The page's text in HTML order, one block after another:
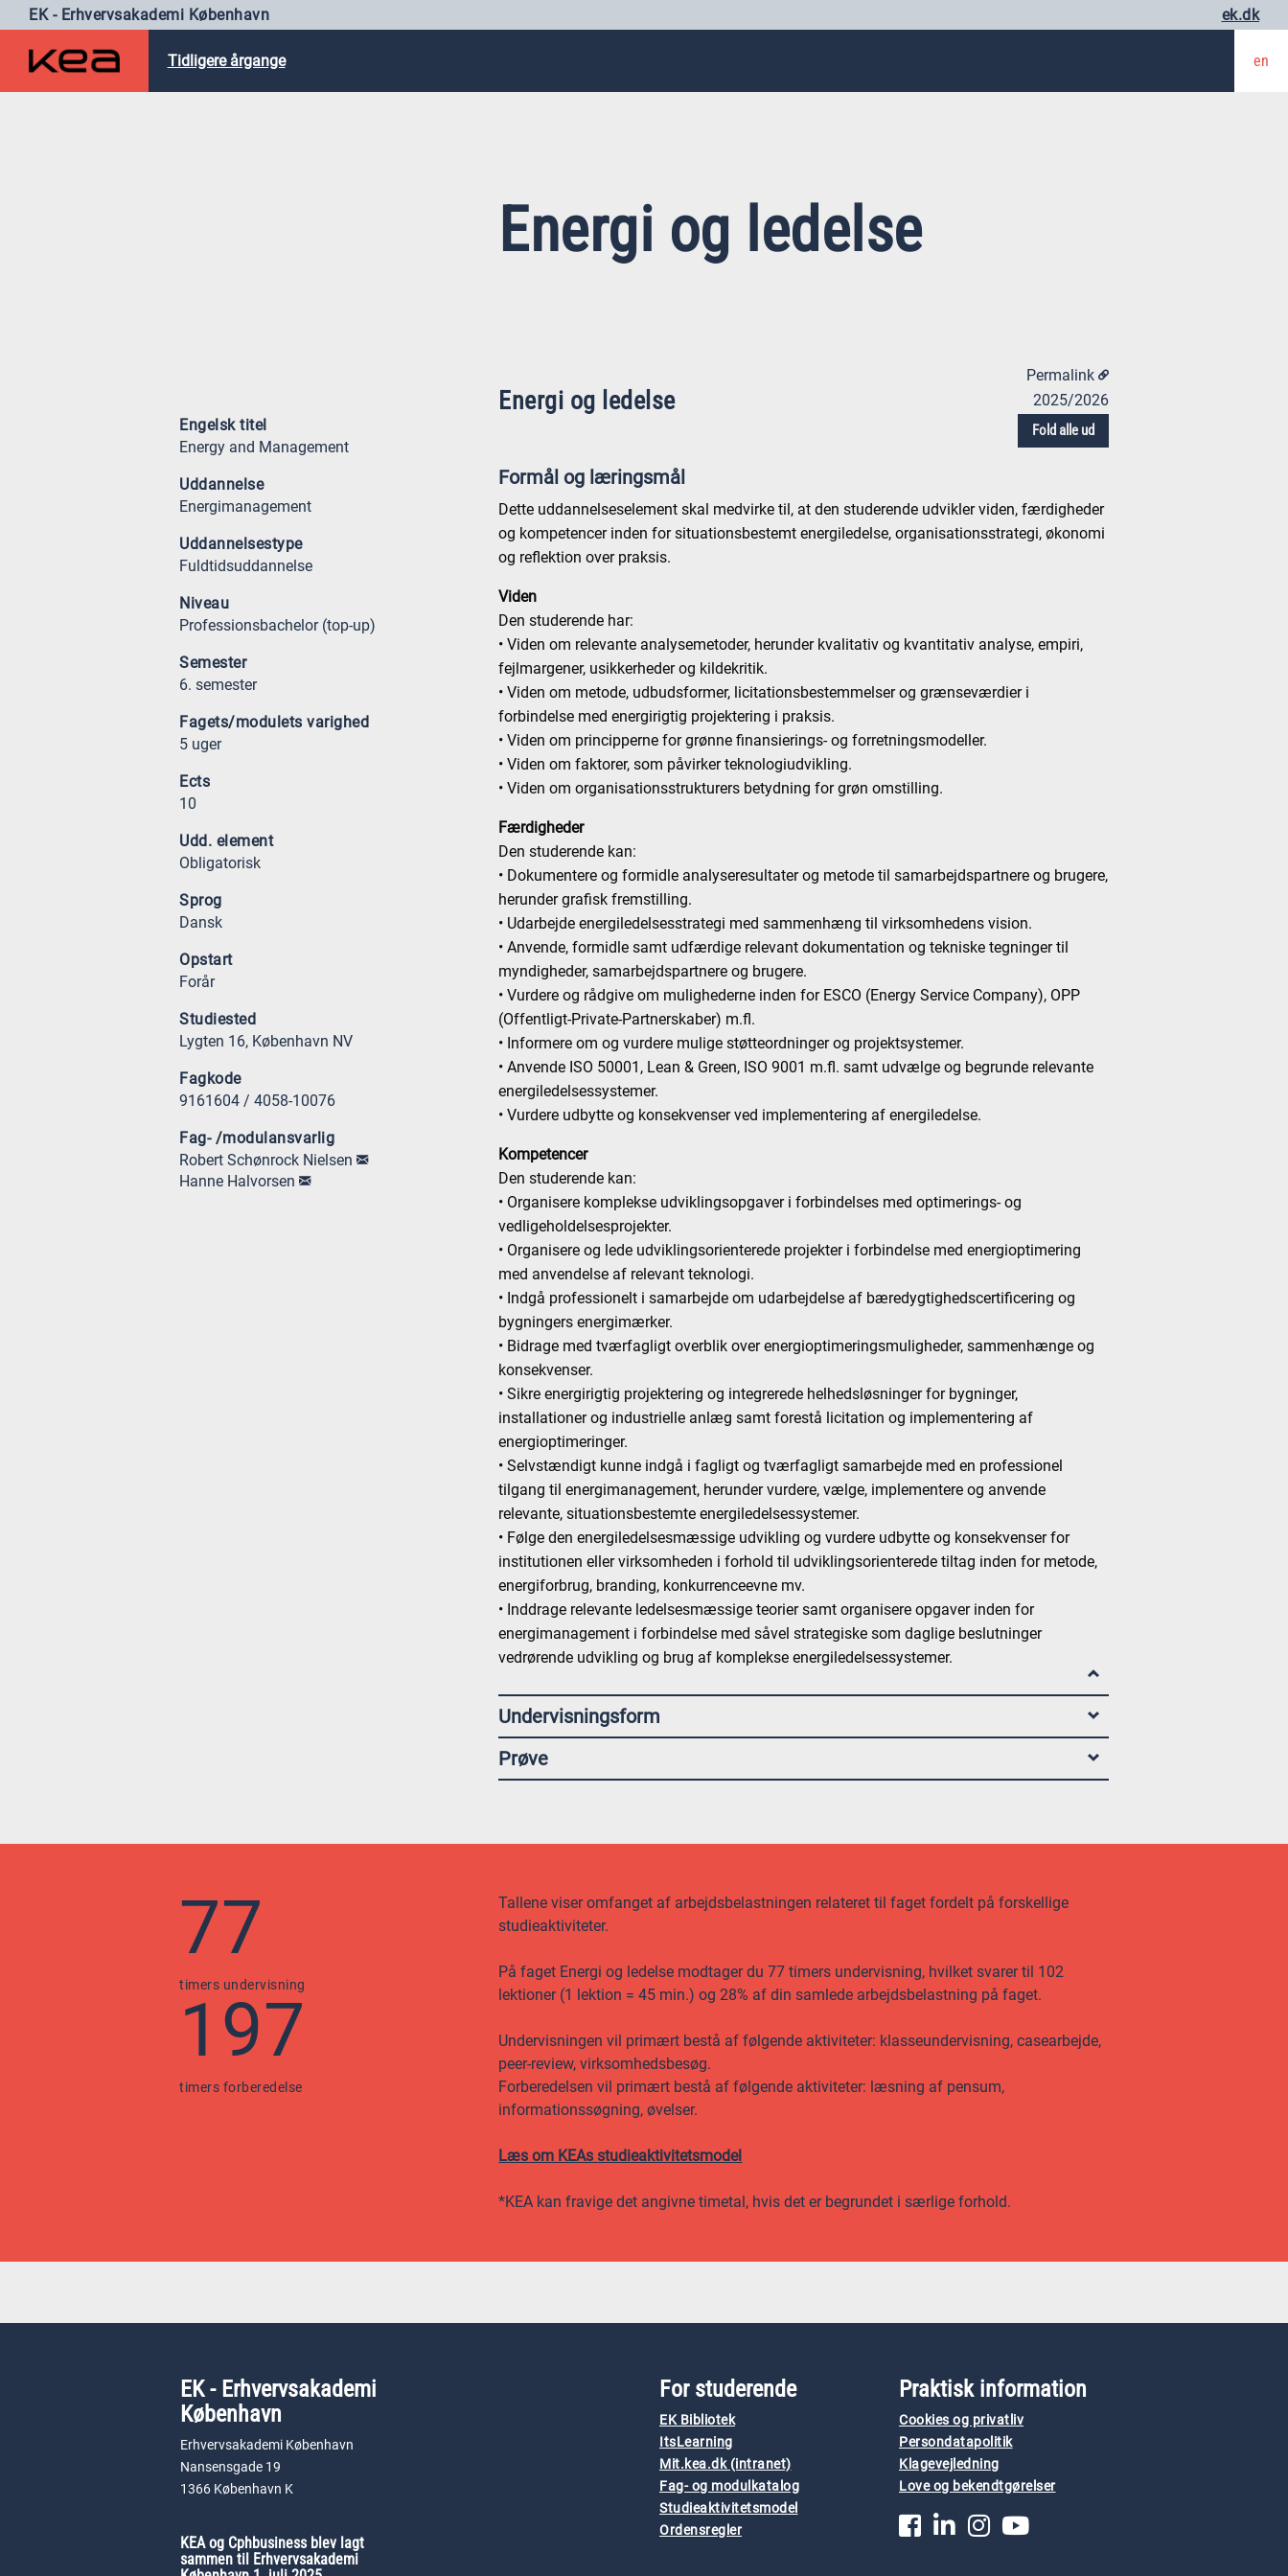
EK - Erhvervsakademi København ek.dk
Tidligere årgange en
Energi og ledelse
Permalink
Energi og ledelse
2025/2026
Engelsk titel
Energy and Management
Uddannelse
Energimanagement
Uddannelsestype
Fuldtidsuddannelse
Niveau
Professionsbachelor (top-up)
Semester
6. semester
Fagets/modulets varighed
5 uger
Ects
10
Udd. element
Obligatorisk
Sprog
Dansk
Opstart
Forår
Studiested
Lygten 16, København NV
Fagkode
9161604 / 4058-10076
Fag- /modulansvarlig
Robert Schønrock Nielsen
Hanne Halvorsen
Fold alle ud
Formål og læringsmål
Dette uddannelseselement skal medvirke til, at den studerende udvikler viden, færdigheder
og kompetencer inden for situationsbestemt energiledelse, organisationsstrategi, økonomi
og reflektion over praksis.
Viden
Den studerende har:
• Viden om relevante analysemetoder, herunder kvalitativ og kvantitativ analyse, empiri,
fejlmargener, usikkerheder og kildekritik.
• Viden om metode, udbudsformer, licitationsbestemmelser og grænseværdier i
forbindelse med energirigtig projektering i praksis.
• Viden om principperne for grønne finansierings- og forretningsmodeller.
• Viden om faktorer, som påvirker teknologiudvikling.
• Viden om organisationsstrukturers betydning for grøn omstilling.
Færdigheder
Den studerende kan:
• Dokumentere og formidle analyseresultater og metode til samarbejdspartnere og brugere,
herunder grafisk fremstilling.
• Udarbejde energiledelsesstrategi med sammenhæng til virksomhedens vision.
• Anvende, formidle samt udfærdige relevant dokumentation og tekniske tegninger til
myndigheder, samarbejdspartnere og brugere.
• Vurdere og rådgive om mulighederne inden for ESCO (Energy Service Company), OPP
(Offentligt-Private-Partnerskaber) m.fl.
• Informere om og vurdere mulige støtteordninger og projektsystemer.
• Anvende ISO 50001, Lean & Green, ISO 9001 m.fl. samt udvælge og begrunde relevante
energiledelsessystemer.
• Vurdere udbytte og konsekvenser ved implementering af energiledelse.
Kompetencer
Den studerende kan:
• Organisere komplekse udviklingsopgaver i forbindelses med optimerings- og
vedligeholdelsesprojekter.
• Organisere og lede udviklingsorienterede projekter i forbindelse med energioptimering
med anvendelse af relevant teknologi.
• Indgå professionelt i samarbejde om udarbejdelse af bæredygtighedscertificering og
bygningers energimærker.
• Bidrage med tværfagligt overblik over energioptimeringsmuligheder, sammenhænge og
konsekvenser.
• Sikre energirigtig projektering og integrerede helhedsløsninger for bygninger,
installationer og industrielle anlæg samt forestå licitation og implementering af
energioptimeringer.
• Selvstændigt kunne indgå i fagligt og tværfagligt samarbejde med en professionel
tilgang til energimanagement, herunder vurdere, vælge, implementere og anvende
relevante, situationsbestemte energiledelsessystemer.
• Følge den energiledelsesmæssige udvikling og vurdere udbytte og konsekvenser for
institutionen eller virksomheden i forhold til udviklingsorienterede tiltag inden for metode,
energiforbrug, branding, konkurrenceevne mv.
• Inddrage relevante ledelsesmæssige teorier samt organisere opgaver inden for
energimanagement i forbindelse med såvel strategiske som daglige beslutninger
vedrørende udvikling og brug af komplekse energiledelsessystemer.
Undervisningsform
Prøve
77
timers undervisning
197
timers forberedelse
Tallene viser omfanget af arbejdsbelastningen relateret til faget fordelt på forskellige
studieaktiviteter.
På faget Energi og ledelse modtager du 77 timers undervisning, hvilket svarer til 102
lektioner (1 lektion = 45 min.) og 28% af din samlede arbejdsbelastning på faget.
Undervisningen vil primært bestå af følgende aktiviteter: klasseundervisning, casearbejde,
peer-review, virksomhedsbesøg.
Forberedelsen vil primært bestå af følgende aktiviteter: læsning af pensum,
informationssøgning, øvelser.
Læs om KEAs studieaktivitetsmodel
*KEA kan fravige det angivne timetal, hvis det er begrundet i særlige forhold.
EK - Erhvervsakademi
København
Erhvervsakademi København
Nansensgade 19
1366 København K
KEA og Cphbusiness blev lagt
sammen til Erhvervsakademi
For studerende
EK Bibliotek
ItsLearning
Mit.kea.dk (intranet)
Fag- og modulkatalog
Studieaktivitetsmodel
Ordensregler
Praktisk information
Cookies og privatliv
Persondatapolitik
Klagevejledning
Love og bekendtgørelser